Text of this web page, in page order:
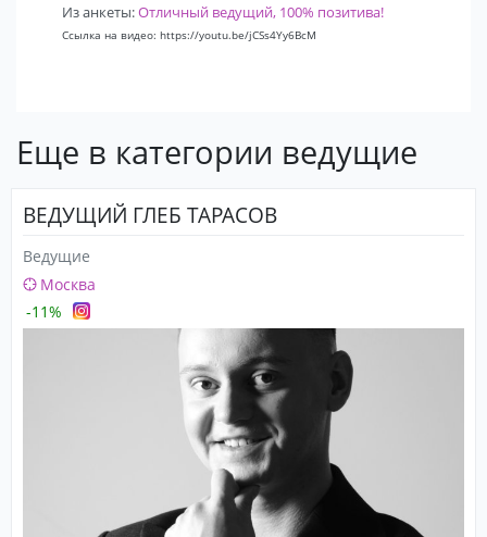
Из анкеты:Отличный ведущий, 100% позитива!
Ссылка на видео: https://youtu.be/jCSs4Yy6BcM
Еще в категории ведущие
ВЕДУЩИЙ ГЛЕБ ТАРАСОВ
Ведущие
Москва
-11%